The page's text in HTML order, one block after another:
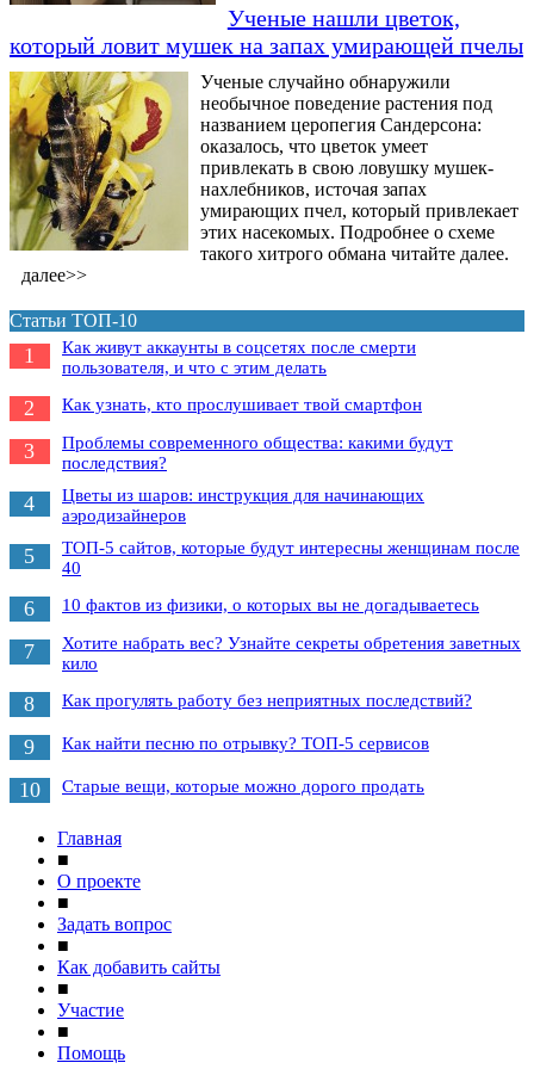
Ученые нашли цветок,
который ловит мушек на запах умирающей пчелы
Ученые случайно обнаружили
необычное поведение растения под
названием церопегия Сандерсона:
оказалось, что цветок умеет
привлекать в свою ловушку мушек-
нахлебников, источая запах
умирающих пчел, который привлекает
этих насекомых. Подробнее о схеме
такого хитрого обмана читайте далее.
далее>>
Статьи ТОП-10
1
Как живут аккаунты в соцсетях после смерти
пользователя, и что с этим делать
2 Как узнать, кто прослушивает твой смартфон
3
Проблемы современного общества: какими будут
последствия?
4
Цветы из шаров: инструкция для начинающих
аэродизайнеров
5
ТОП-5 сайтов, которые будут интересны женщинам после
40
6 10 фактов из физики, о которых вы не догадываетесь
7
Хотите набрать вес? Узнайте секреты обретения заветных
кило
8 Как прогулять работу без неприятных последствий?
9 Как найти песню по отрывку? ТОП-5 сервисов
10 Старые вещи, которые можно дорого продать
Главная
■
О проекте
■
Задать вопрос
■
Как добавить сайты
■
Участие
■
Помощь